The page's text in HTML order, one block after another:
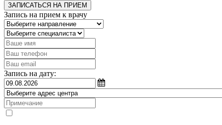
ЗАПИСАТЬСЯ НА ПРИЕМ
Запись на прием к врачу
Запись на дату: